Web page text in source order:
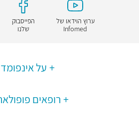
ערוץ הוידאו של
Infomed
הפייסבוק
שלנו
על אינפומד
רופאים